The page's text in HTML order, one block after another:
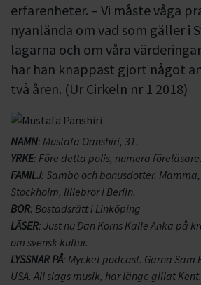
erfarenheter. – Vi måste våga
nyanlända om vad som gäller i
lagarna och om våra
har han knappast gjort något
två åren. (Ur Cirkeln nr 1 2018)
NAMN: Mustafa Oanshiri, 31.
YRKE: Före detta polis, numera föreläsare.
FAMILJ: Sambo och bonusdotter.
Stockholm, lillebror i Berlin.
BOR: Bostadsrätt i Linköping
LÄSER: Just nu Dan Korns Kalle Anka på
om svensk kultur.
LYSSNAR PÅ: Mycket podcast. Gärna Sam
USA. All slags musik, har länge gillat